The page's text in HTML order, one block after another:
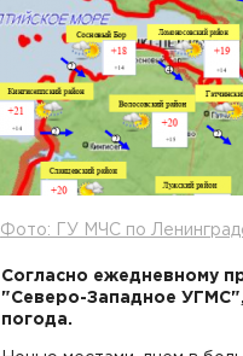
Фото: ГУ МЧС по
Согласно ежедневному
"Северо-Западное
погода.